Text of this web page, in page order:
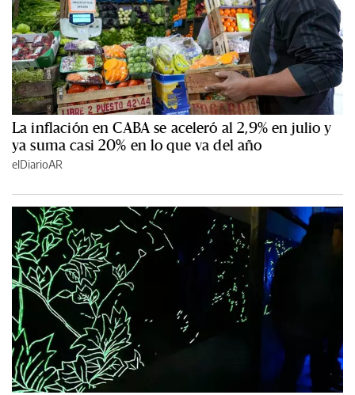
La inflación en CABA se aceleró al 2,9% en julio y
ya suma casi 20% en lo que va del año
elDiarioAR